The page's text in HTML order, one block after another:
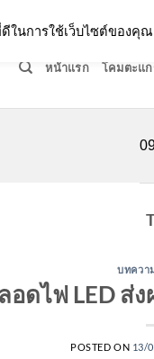
หน้าแรก โคมตะแก
บทควา
ดไฟ LED ส่
POSTED ON 13/
นการใช้เว็บไซต์ของคุ